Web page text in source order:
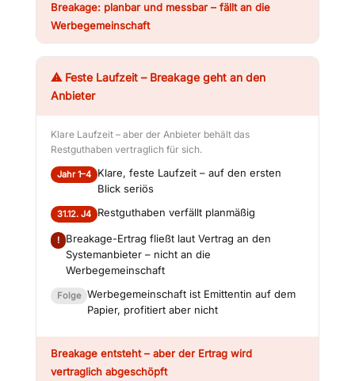
Breakage: planbar und messbar – fällt an die
Werbegemeinschaft
⚠ Feste Laufzeit – Breakage geht an den
Anbieter
Klare Laufzeit – aber der Anbieter behält das
Restguthaben vertraglich für sich.
Jahr 1–4 Klare, feste Laufzeit – auf den ersten
Blick seriös
31.12. J4 Restguthaben verfällt planmäßig
! Breakage-Ertrag fließt laut Vertrag an den
Systemanbieter – nicht an die
Werbegemeinschaft
Folge Werbegemeinschaft ist Emittentin auf dem
Papier, profitiert aber nicht
Breakage entsteht – aber der Ertrag wird
vertraglich abgeschöpft